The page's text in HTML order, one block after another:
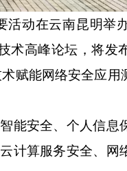
动在云南昆明举
术高峰论坛，将发
赋能网络安全应用
安全、个人信息
计算服务安全、网